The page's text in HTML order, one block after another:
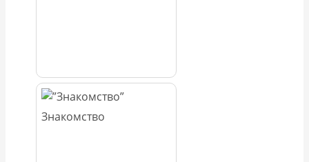
Знакомство